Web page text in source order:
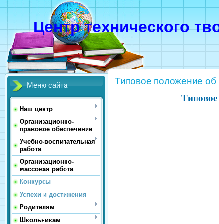
Центр технического
Меню сайта
Наш центр
Организационно-
правовое обеспечение
Учебно-воспитательная
работа
Организационно-
массовая работа
Конкурсы
Успехи и достижения
Родителям
Школьникам
Типовое положение